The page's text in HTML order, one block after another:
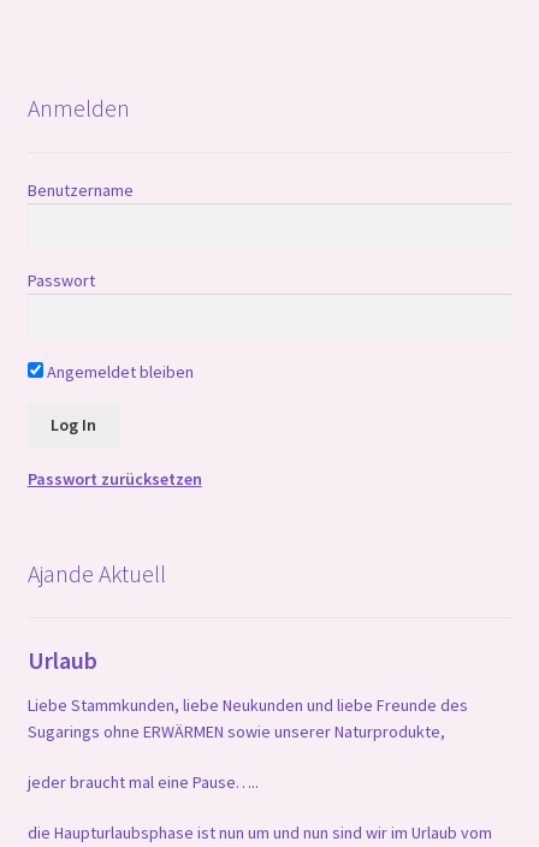
Anmelden
Benutzername
Passwort
Angemeldet bleiben
Passwort zurücksetzen
Ajande Aktuell
Urlaub
Liebe Stammkunden, liebe Neukunden und liebe Freunde des
Sugarings ohne ERWÄRMEN sowie unserer Naturprodukte,
jeder braucht mal eine Pause…..
die Haupturlaubsphase ist nun um und nun sind wir im Urlaub vom